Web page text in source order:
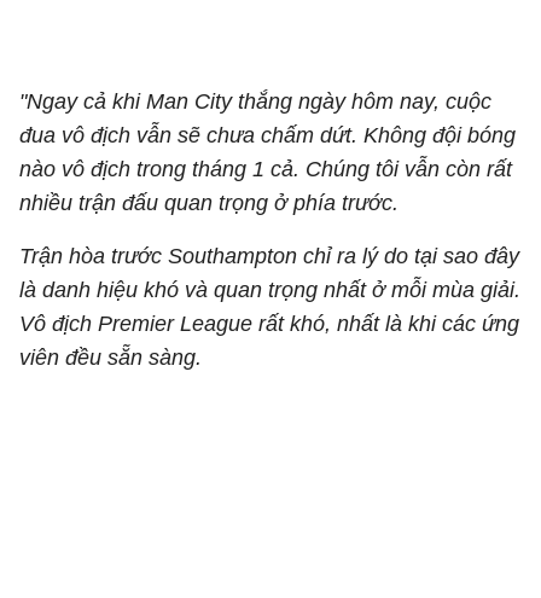
"Ngay cả khi Man City thắng ngày hôm nay, cuộc
đua vô địch vẫn sẽ chưa chấm dứt. Không đội bóng
nào vô địch trong tháng 1 cả. Chúng tôi vẫn còn rất
nhiều trận đấu quan trọng ở phía trước.
Trận hòa trước Southampton chỉ ra lý do tại sao đây
là danh hiệu khó và quan trọng nhất ở mỗi mùa giải.
Vô địch Premier League rất khó, nhất là khi các ứng
viên đều sẵn sàng.